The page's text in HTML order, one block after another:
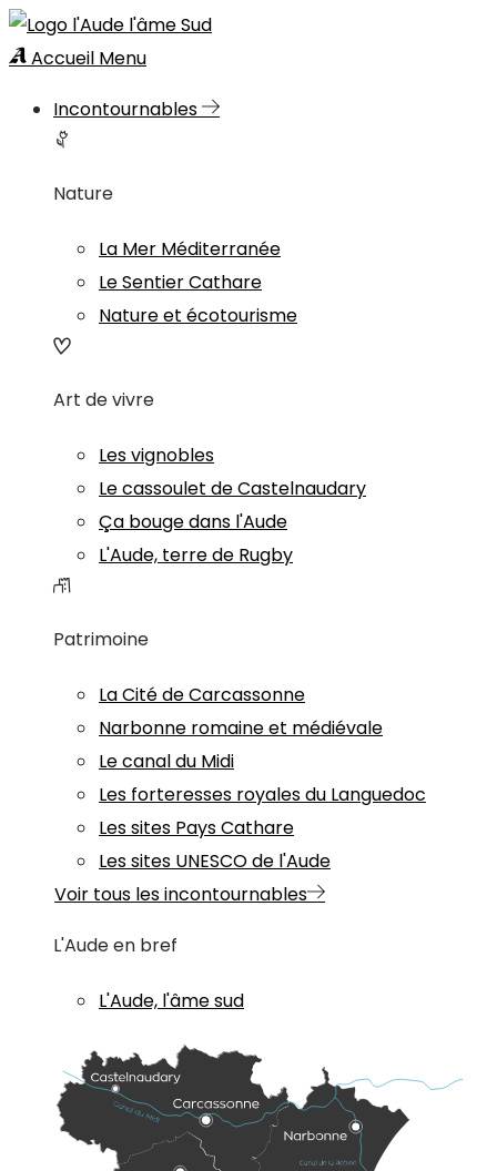
Accueil Menu
Incontournables
Nature
La Mer Méditerranée
Le Sentier Cathare
Nature et écotourisme
Art de vivre
Les vignobles
Le cassoulet de Castelnaudary
Ça bouge dans l'Aude
L'Aude, terre de Rugby
Patrimoine
La Cité de Carcassonne
Narbonne romaine et médiévale
Le canal du Midi
Les forteresses royales du Languedoc
Les sites Pays Cathare
Les sites UNESCO de l'Aude
Voir tous les incontournables
L'Aude en bref
L'Aude, l'âme sud